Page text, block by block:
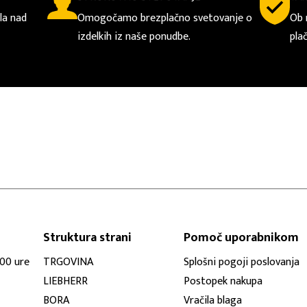
nad
Omogočamo brezplačno svetovanje o
izdelkih iz naše ponudbe.
Ob
ure
Struktura strani
TRGOVINA
LIEBHERR
BORA
Pomoč uporabnikom
Splošni pogoji poslovanja
Postopek nakupa
Vračila blaga